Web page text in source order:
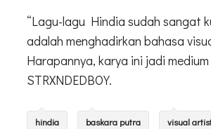
“Lagu-lagu Hindia sudah sangat
adalah menghadirkan bahasa
Harapannya, karya ini jadi
STRXNDEDBOY.
hindia baskara putra visual